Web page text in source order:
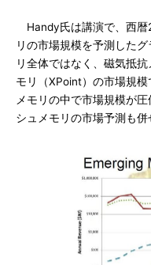
Handy氏は講演で、西暦
リの市場規模を予測した
リ全体ではなく、磁気抵
モリ（XPoint）の市場規
メモリの中で市場規模が
シュメモリの市場予測も併